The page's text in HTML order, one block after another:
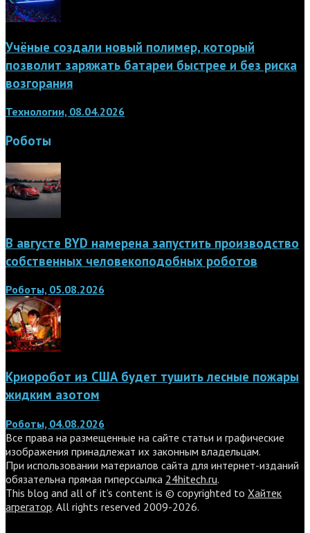
Учёные создали новый полимер, который
позволит заряжать батареи быстрее и без риска
возгорания
Технологии, 08.04.2026
Роботы
В августе BYD намерена запустить производство
собственных человекоподобных роботов
Роботы, 05.08.2026
Криоробот из США будет тушить лесные пожары
жидким азотом
Роботы, 04.08.2026
Все права на размещенные на сайте статьи и графические
изображения принадлежат их законным владельцам.
При использовании материалов сайта для интернет-изданий
обязательна прямая гиперссылка 24hitech.ru.
This blog and all of it's content is © copyrighted to Хайтек
агрегатор. All rights reserved 2009-2026.